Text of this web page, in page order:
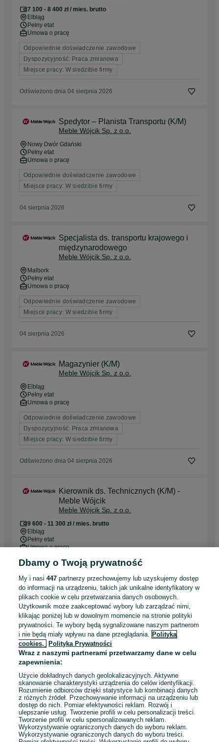
7 100 - 8 400 zł / mies. brutto
Elbląg
Pełny etat
Umowa o pracę
Odpowiednie doświadczenie zawodowe
Dyspozycyjność: Praca zmianowa
Miejsce pracy: W siedzibie firmy
Odświeżono dnia 04 sierpnia 2026
Spedytor – Planista Transportu (K/M)
Meble Wójcik Sp. z o.o.
Nowy Dwór Gdański
Pełny etat
Umowa o pracę
Odpowiednie doświadczenie zawodowe
Miejsce pracy: W siedzibie firmy
04 sierpnia 2026
Specjalista ds. transportu krajowego i
międzynarodowego
Meble Wójcik Sp. z o.o.
Malbork
Pełny etat
Umowa o pracę
Odpowiednie doświadczenie zawodowe
Miejsce pracy: W siedzibie firmy
04 sierpnia 2026
Magazynier (K/M)
Meble Wójcik Sp. z o.o.
Elbląg
Pełny etat
Umowa o pracę
Odpowiednie doświadczenie zawodowe
Dyspozycyjność: Praca zmianowa
Miejsce pracy: W siedzibie firmy
Odświeżono dnia 04 sierpnia 2026
Kierownik ds. Technicznych (K/M) -
Meble Wójcik
Meble Wójcik Sp. z o.o.
9 600 - 11 300 zł / mies. brutto
Elbląg
Pełny etat
Umowa o pracę
Odpowiednie doświadczenie zawodowe
Odświeżono dnia 03 sierpnia 2026
Specjalista ds. BHP (K/M)
Meble Wójcik Sp. z o.o.
Elbląg
Pełny etat
Umowa o pracę
Odpowiednie doświadczenie zawodowe
Odświeżono dnia 03 sierpnia 2026
Dbamy o Twoją prywatność
My i nasi447 partnerzy przechowujemy lub uzyskujemy dostęp
do informacji na urządzeniu, takich jak unikalne identyfikatory w
plikach cookie w celu przetwarzania danych osobowych.
Użytkownik może zaakceptować wybory lub zarządzać nimi,
klikając poniżej lub w dowolnym momencie na stronie polityki
prywatności. Te wybory będą sygnalizowane naszym partnerom
i nie będą miały wpływu na dane przeglądania. Polityka
cookies,
Polityka Prywatności
Wraz z naszymi partnerami przetwarzamy dane w celu
zapewnienia:
Użycie dokładnych danych geolokalizacyjnych. Aktywne
skanowanie charakterystyki urządzenia do celów identyfikacji.
Rozumienie odbiorców dzięki statystyce lub kombinacji danych
z różnych źródeł. Przechowywanie informacji na urządzeniu lub
dostęp do nich. Pomiar efektywności reklam. Rozwój i
ulepszanie usług. Tworzenie profili w celu personalizacji treści.
Tworzenie profili w celu spersonalizowanych reklam.
Wykorzystywanie ograniczonych danych do wyboru reklam.
Wykorzystywanie ograniczonych danych do wyboru treści.